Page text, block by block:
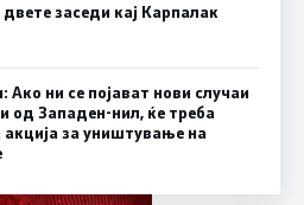
заседи кај Карпалак
Ако ни се појават нови случаи
од Западен-нил, ќе треба
за уништување на